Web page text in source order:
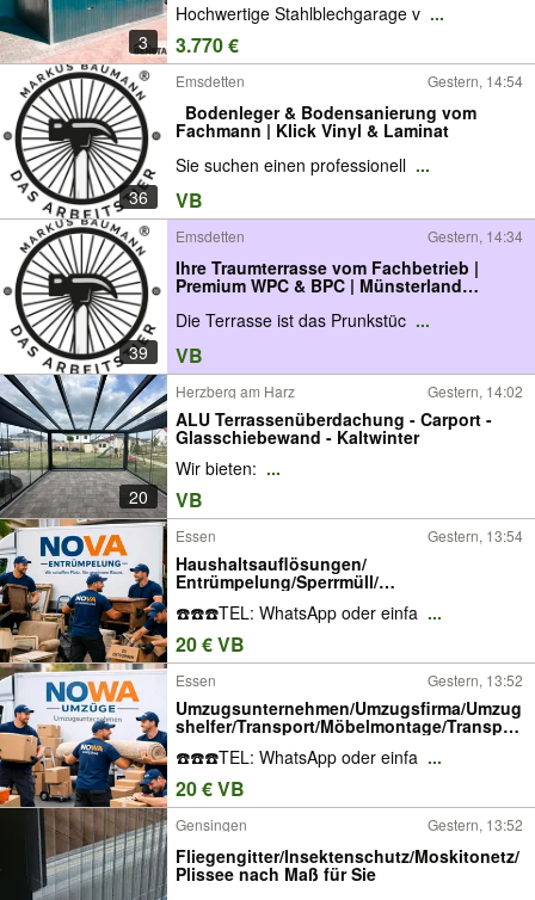
3
Hochwertige Stahlblechgarage v ...
3.770 €
36
Emsdetten Gestern, 14:54
️ ️ Bodenleger & Bodensanierung vom
Fachmann | Klick Vinyl & Laminat
Sie suchen einen professionell ...
VB
39
Emsdetten Gestern, 14:34
Ihre Traumterrasse vom Fachbetrieb |
Premium WPC & BPC | Münsterland
Die Terrasse ist das Prunkstüc ...
VB
20
Herzberg am Harz Gestern, 14:02
ALU Terrassenüberdachung - Carport -
Glasschiebewand - Kaltwinter
Wir bieten: ...
VB
Essen Gestern, 13:54
Haushaltsauflösungen/
Entrümpelung/Sperrmüll/
Entsorgung/Keller/Schrott Abholung
☎️☎️☎️TEL: WhatsApp oder einfa ...
20 € VB
Essen Gestern, 13:52
Umzugsunternehmen/Umzugsfirma/Umzug
shelfer/Transport/Möbelmontage/Transpor
ter Mieten mit fahrer/Küchen Transport
☎️☎️☎️TEL: WhatsApp oder einfa ...
20 € VB
Gensingen Gestern, 13:52
Fliegengitter/Insektenschutz/Moskitonetz/
Plissee nach Maß für Sie